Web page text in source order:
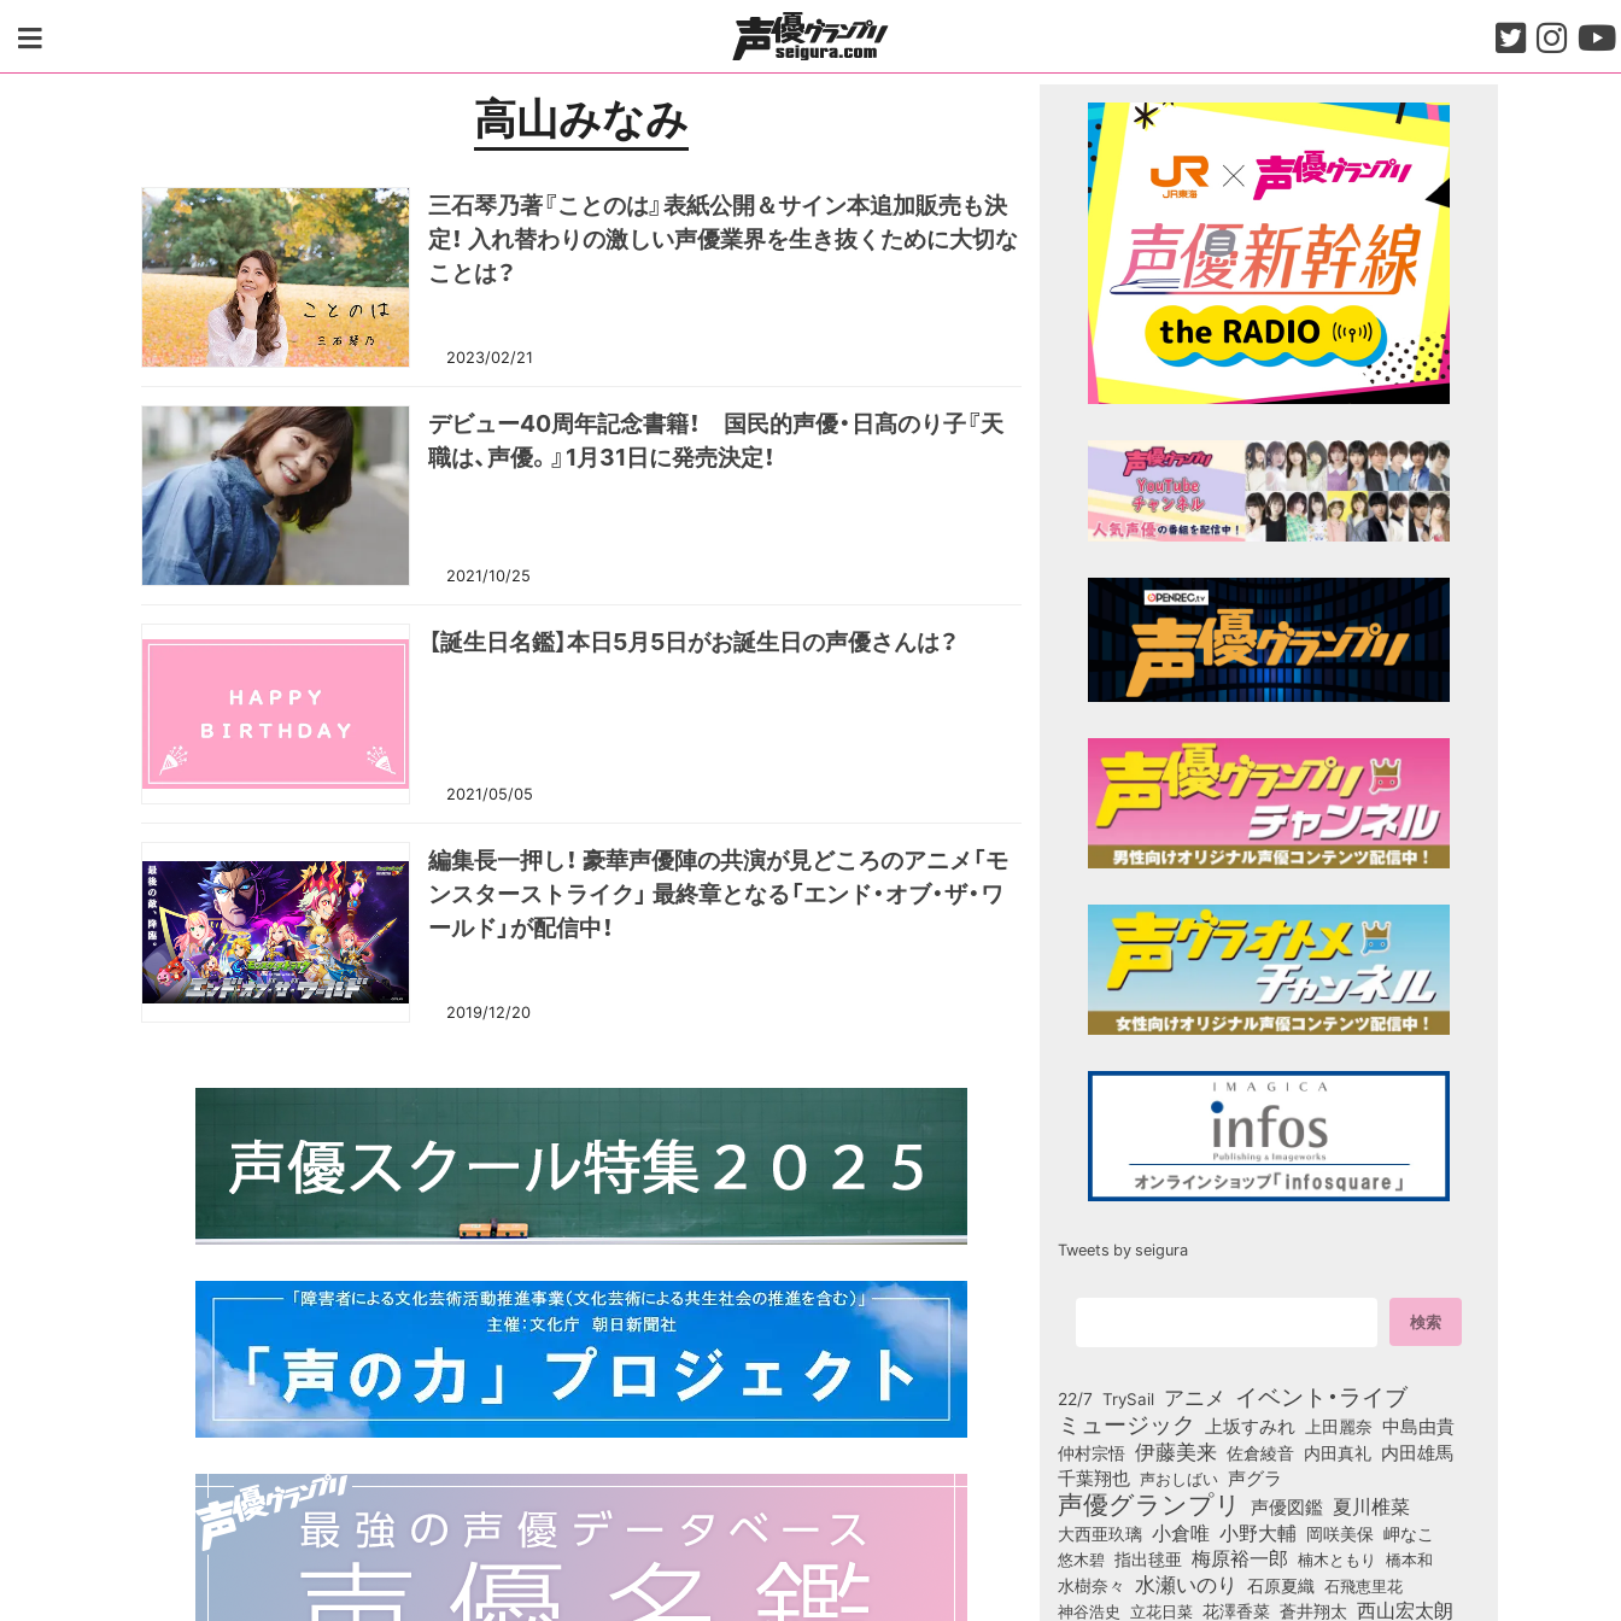
content
高山みなみ
三石琴乃著『ことのは』表紙公開＆サイン本追加販売も決
定！ 入れ替わりの激しい声優業界を生き抜くために大切な
ことは？
2023/02/21
デビュー40周年記念書籍！ 国民的声優・日髙のり子『天
職は、声優。』1月31日に発売決定！
2021/10/25
【誕生日名鑑】本日5月5日がお誕生日の声優さんは？
2021/05/05
編集長一押し！ 豪華声優陣の共演が見どころのアニメ「モ
ンスターストライク」 最終章となる「エンド・オブ・ザ・ワ
ールド」が配信中！
2019/12/20
Tweets by seigura
22/7 TrySail アニメ イベント・ライブ
ミュージック 上坂すみれ 上田麗奈 中島由貴
仲村宗悟 伊藤美来 佐倉綾音 内田真礼 内田雄馬
千葉翔也 声おしばい 声グラ
声優グランプリ 声優図鑑 夏川椎菜
大西亜玖璃 小倉唯 小野大輔 岡咲美保 岬なこ
悠木碧 指出毬亜 梅原裕一郎 楠木ともり 橋本和
水樹奈々 水瀬いのり 石原夏織 石飛恵里花
神谷浩史 立花日菜 花澤香菜 蒼井翔太 西山宏太朗